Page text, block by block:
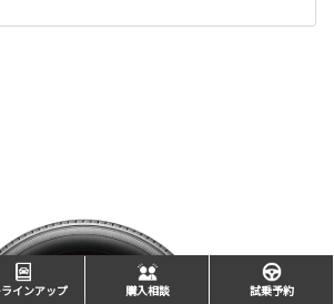
インアップ 購入相談 試乗予約